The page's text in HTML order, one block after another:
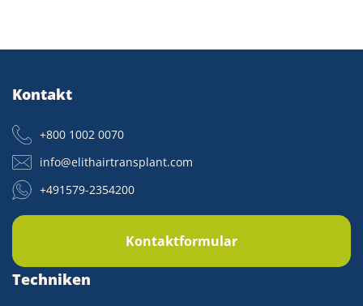
Kontakt
+800 1002 0070
info@elithairtransplant.com
+491579-2354200
Kontaktformular
Techniken